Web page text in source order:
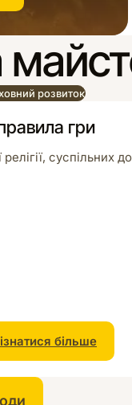
розвиток
гри
більше